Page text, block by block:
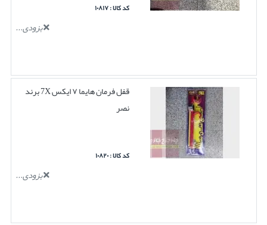
کد کالا : ۱۰۸۱۷
بزودی...
قفل فرمان هایما ۷ ایکس 7X برند
نصر
کد کالا : ۱۰۸۲۰
بزودی...